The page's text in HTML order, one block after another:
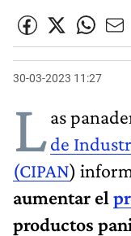
30-03-2023 11:27
Las
de
(CIPAN)
aumentar el
productos